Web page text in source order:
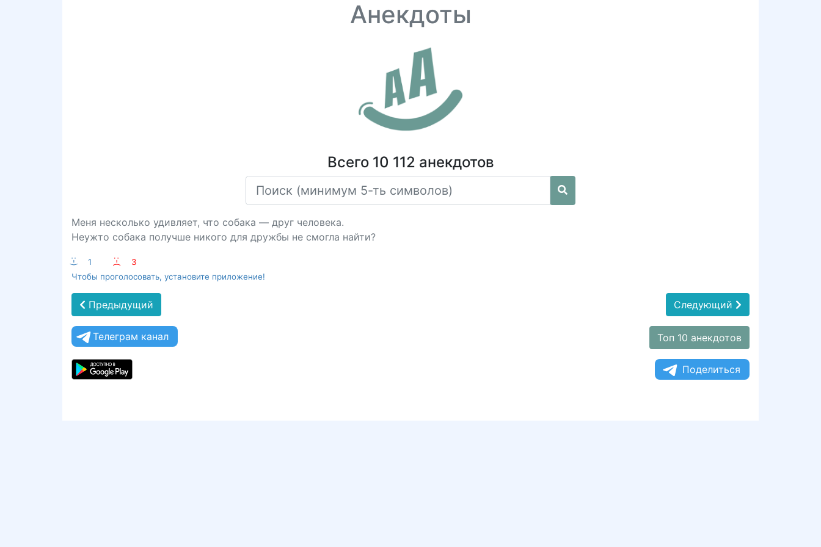
Анекдоты
Всего 10 112 анекдотов
Меня несколько удивляет, что собака — друг человека.
Неужто собака получше никого для дружбы не смогла найти?
:-) 1 :-(
3
Чтобы проголосовать, установите приложение!
Предыдущий Следующий
Телеграм канал Топ 10 анекдотов
Поделиться